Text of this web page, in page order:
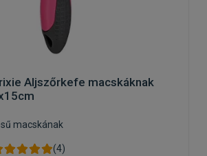
Aljszőrkefe macskáknak
macskának
(4)